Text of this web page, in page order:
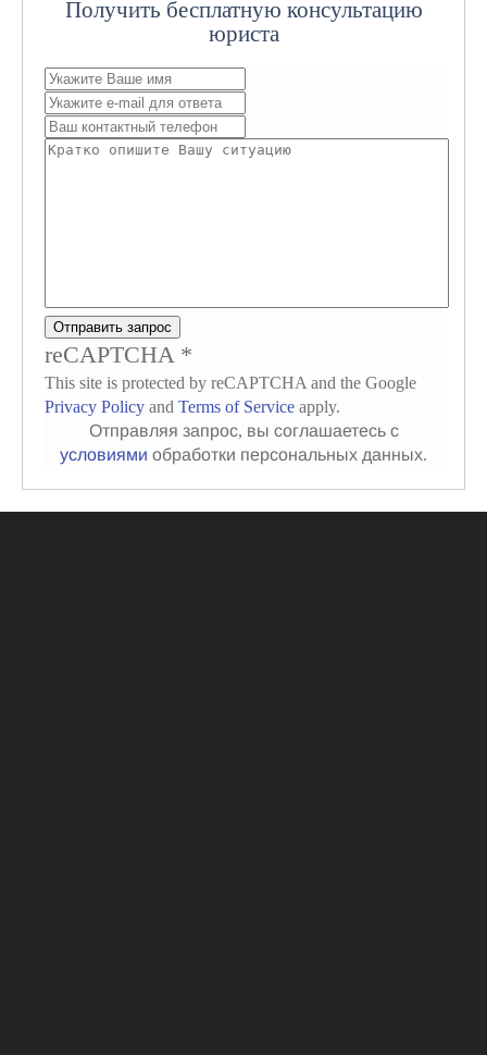
Получить бесплатную консультацию
юриста
Отправить запрос
reCAPTCHA *
This site is protected by reCAPTCHA and the Google
Privacy Policy and Terms of Service apply.
Отправляя запрос, вы соглашаетесь с
условиями обработки персональных данных.
Заказать обратный звонок или позвонить
по бесплатному номеру в России -8
(800) 600-90-93